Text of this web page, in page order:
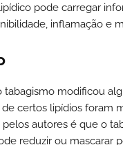
pode carregar
inflamação e
modificou
certos lipídios foram
autores é que o
reduzir ou mascarar